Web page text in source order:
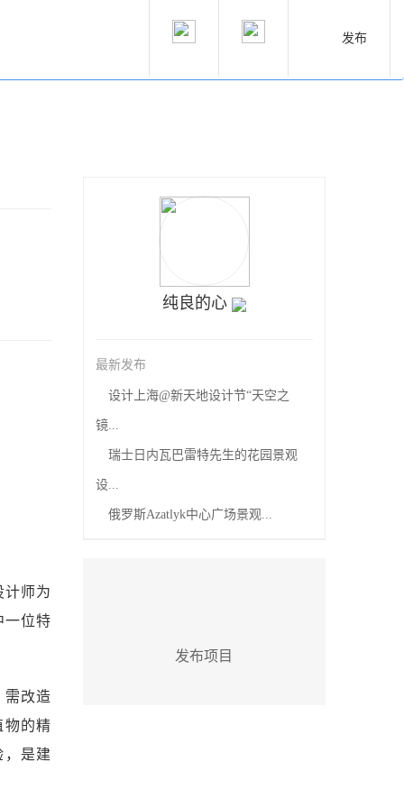
发布
计师为
一位特
需改造
物的精
，是建
纯良的心
最新发布
设计上海@新天地设计节“天空之
镜...
瑞士日内瓦巴雷特先生的花园景观
设...
俄罗斯Azatlyk中心广场景观...
发布项目